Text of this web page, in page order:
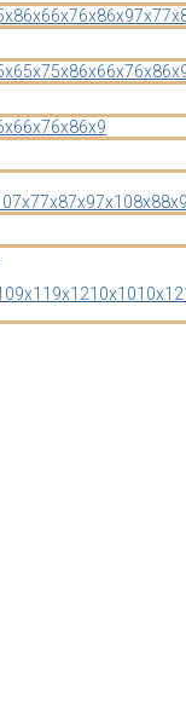
6x66x76x86x97x7
5x75x86x66x76x8
6x76x86x9
7x77x87x97x108x8
9x11 9x1210x1010x12